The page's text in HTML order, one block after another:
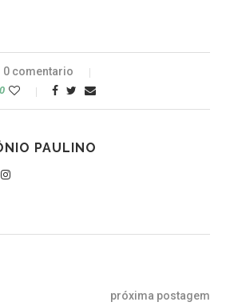
0 comentario
0
PAULINO
próxima postagem